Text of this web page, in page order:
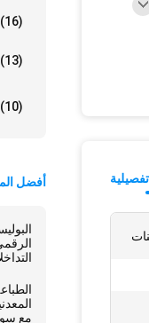
(16)
(13)
(10)
أفضل
مع